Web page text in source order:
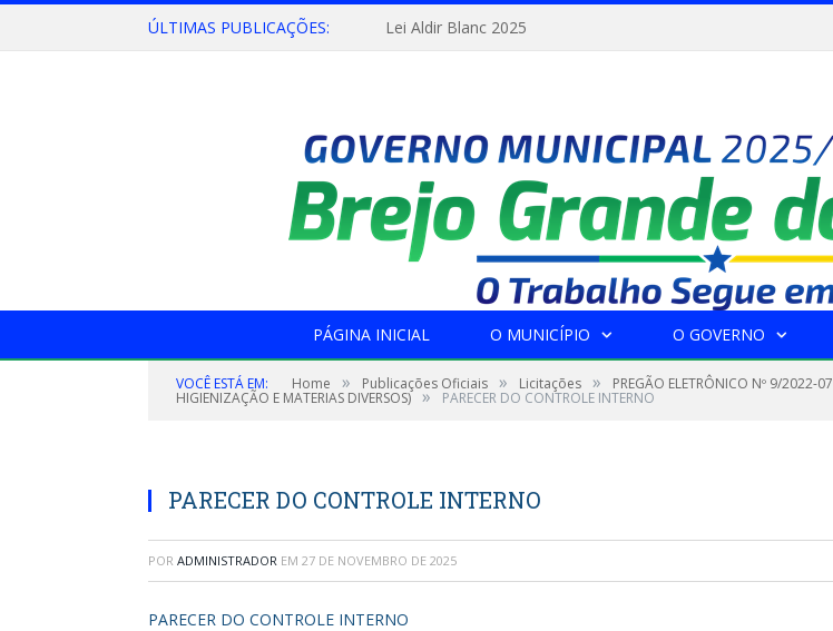
ÚLTIMAS PUBLICAÇÕES: Lei Aldir Blanc 2025
PÁGINA INICIAL O MUNICÍPIO O GOVERNO
VOCÊ ESTÁ EM: Home » Publicações Oficiais » Licitações » PREGÃO ELETRÔNICO Nº 9/2022-
HIGIENIZAÇÃO E MATERIAS DIVERSOS) » PARECER DO CONTROLE INTERNO
PARECER DO CONTROLE INTERNO
POR ADMINISTRADOR EM 27 DE NOVEMBRO DE 2025
PARECER DO CONTROLE INTERNO